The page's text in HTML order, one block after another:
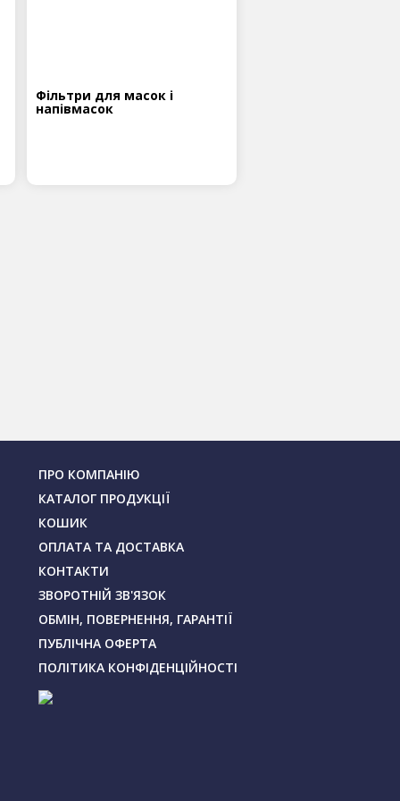
Фільтри для масок і
напівмасок
ПРО КОМПАНІЮ
КАТАЛОГ ПРОДУКЦІЇ
КОШИК
ОПЛАТА ТА ДОСТАВКА
КОНТАКТИ
ЗВОРОТНІЙ ЗВ'ЯЗОК
ОБМІН, ПОВЕРНЕННЯ, ГАРАНТІЇ
ПУБЛІЧНА ОФЕРТА
ПОЛІТИКА КОНФІДЕНЦІЙНОСТІ